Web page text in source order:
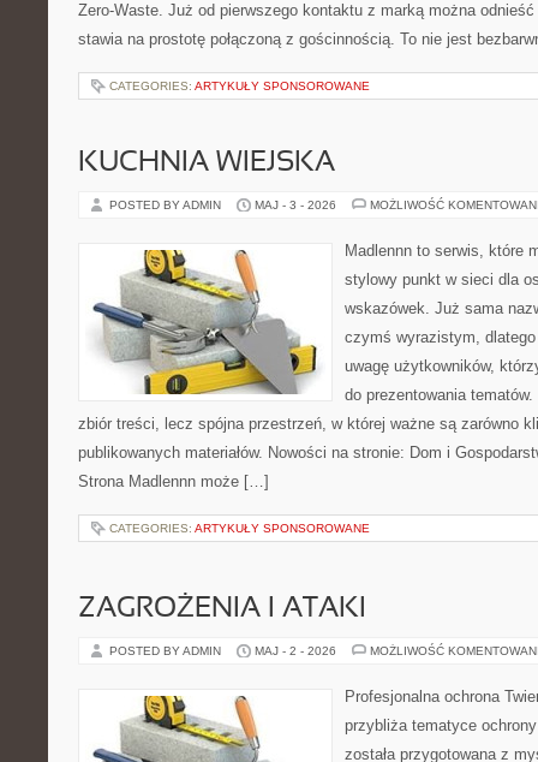
Zero-Waste. Już od pierwszego kontaktu z marką można
stawia na prostotę połączoną z gościnnością. To nie jest
CATEGORIES: ARTYKUŁY SPONSOROWANE
KUCHNIA WIEJSKA
POSTED BY ADMIN MAJ - 3 - 2026 MOŻLIWOŚĆ
Madlennn to serwis, które
stylowy punkt w sieci dla
wskazówek. Już sama
czymś wyrazistym,
uwagę użytkowników,
do prezentowania
zbiór treści, lecz spójna przestrzeń, w której ważne są zarówno
publikowanych materiałów. Nowości na stronie: Dom i
Strona Madlennn może […]
CATEGORIES: ARTYKUŁY SPONSOROWANE
ZAGROŻENIA I ATAKI
POSTED BY ADMIN MAJ - 2 - 2026 MOŻLIWOŚĆ
Profesjonalna ochrona
przybliża tematyce
została przygotowana z